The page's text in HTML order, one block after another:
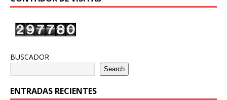
BUSCADOR
Search
ENTRADAS RECIENTES